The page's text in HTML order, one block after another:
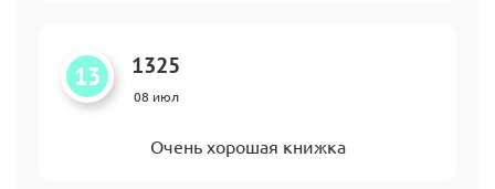
13 1325
08 июл
Очень хорошая книжка